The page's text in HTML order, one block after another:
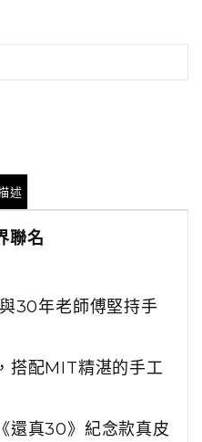
述
聯名
30年老師傅堅持手
搭配MIT精湛的手工
還真30》紀念款真皮